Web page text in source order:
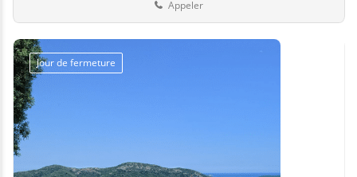
Appeler
Jour de fermeture